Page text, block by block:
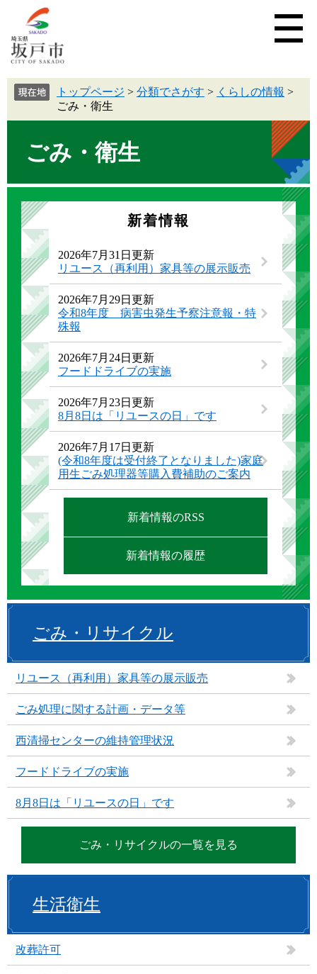
トップページ > 分類でさがす > くらしの情報 >
ごみ・衛生
ごみ・衛生
新着情報
2026年7月31日更新
リユース（再利用）家具等の展示販売
2026年7月29日更新
令和8年度 病害虫発生予察注意報・特
殊報
2026年7月24日更新
フードドライブの実施
2026年7月23日更新
8月8日は「リユースの日」です
2026年7月17日更新
(令和8年度は受付終了となりました)家庭
用生ごみ処理器等購入費補助のご案内
新着情報のRSS
新着情報の履歴
ごみ・リサイクル
リユース（再利用）家具等の展示販売
ごみ処理に関する計画・データ等
西清掃センターの維持管理状況
フードドライブの実施
8月8日は「リユースの日」です
ごみ・リサイクルの一覧を見る
生活衛生
改葬許可